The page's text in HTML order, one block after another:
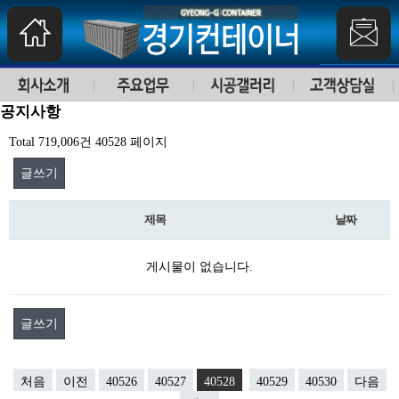
공지사항
Total 719,006건 40528 페이지
글쓰기
제목 날짜
게시물이 없습니다.
글쓰기
처음 이전 40526 40527 40528 40529 40530
다음